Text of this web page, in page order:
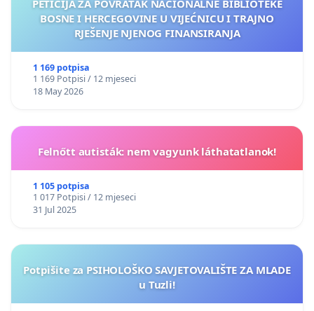
PETICIJA ZA POVRATAK NACIONALNE BIBLIOTEKE
BOSNE I HERCEGOVINE U VIJEĆNICU I TRAJNO
RJEŠENJE NJENOG FINANSIRANJA
1 169 potpisa
1 169 Potpisi / 12 mjeseci
18 May 2026
Felnőtt autisták: nem vagyunk láthatatlanok!
1 105 potpisa
1 017 Potpisi / 12 mjeseci
31 Jul 2025
Potpišite za PSIHOLOŠKO SAVJETOVALIŠTE ZA MLADE
u Tuzli!